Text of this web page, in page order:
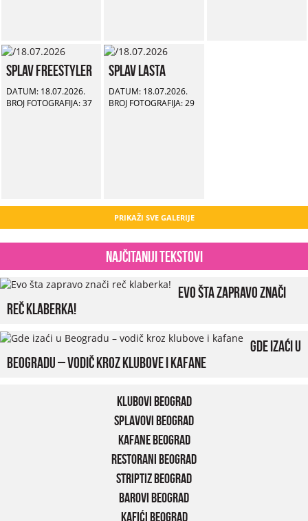
Splav Freestyler
DATUM: 18.07.2026.
BROJ FOTOGRAFIJA: 37
Splav Lasta
DATUM: 18.07.2026.
BROJ FOTOGRAFIJA: 29
PRIKAŽI SVE GALERIJE
Najčitaniji tekstovi
Evo šta zapravo znači
reč klaberka!
Gde izaći u
Beogradu – vodič kroz klubove i kafane
Klubovi Beograd
Splavovi Beograd
Kafane Beograd
Restorani Beograd
Striptiz Beograd
Barovi Beograd
Kafići Beograd